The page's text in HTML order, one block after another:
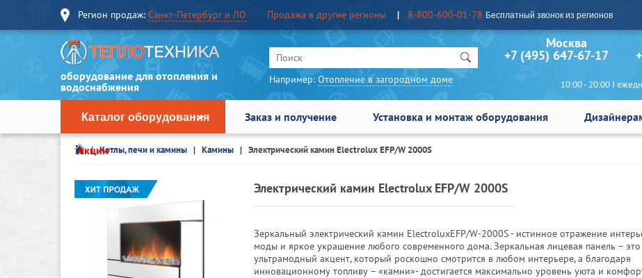
Регион продаж: Санкт-Петербург и ЛО Продажа в другие регионы 8-800-600-01-78 Бесплатный звонок из регионов
оборудование для отопления и
водоснабжения
Например: Отопление в загородном доме
Москва
+7 (495) 647-67-17
10:00 - 20:00 I
Каталог оборудования Заказ и получение Установка и монтаж оборудования
АкцииКотлы, печи и камины Камины Электрический камин Electrolux EFP/W 2000S
Электрический камин Electrolux EFP/W 2000S
Зеркальный электрический камин ElectroluxEFP/W-2000S - истинное отражение
моды и яркое украшение любого современного дома. Зеркальная лицевая панель – это
ультрамодный акцент, который роскошно смотрится в любом интерьере, а благодаря
инновационному топливу – «камни»- достигается максимально уровень уюта и